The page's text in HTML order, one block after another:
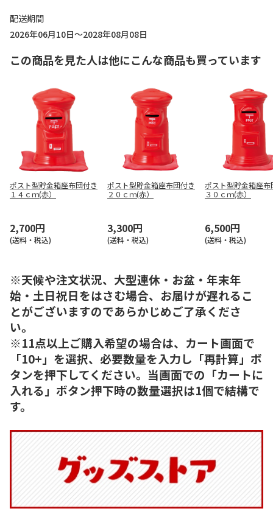
配送期間
2026年06月10日～2028年08月08日
この商品を見た人は他にこんな商品も買っています
ポスト型貯金箱座布団付き
１４ｃｍ(赤）
2,700円
(送料・税込)
ポスト型貯金箱座布団付き
２０ｃｍ(赤）
3,300円
(送料・税込)
ポスト型貯金箱座布
３０ｃｍ(赤）
6,500円
(送料・税込)
※天候や注文状況、大型連休・お盆・年末年
始・土日祝日をはさむ場合、お届けが遅れるこ
とがございますのであらかじめご了承くださ
い。
※11点以上ご購入希望の場合は、カート画面で
「10+」を選択、必要数量を入力し「再計算」ボ
タンを押下してください。当画面での「カートに
入れる」ボタン押下時の数量選択は1個で結構で
す。